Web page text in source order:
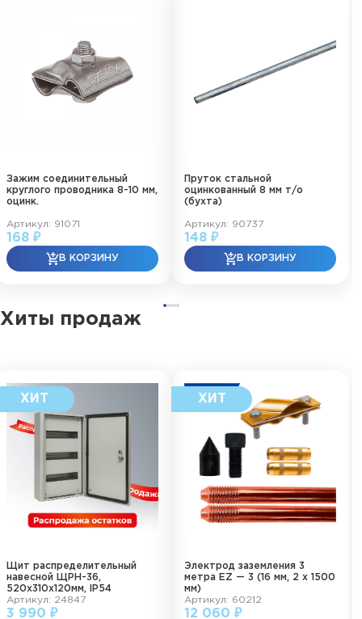
Зажим соединительный
круглого проводника 8-10 мм,
оцинк.
Артикул: 91071
168 ₽
Пруток стальной
оцинкованный 8 мм т/о
(бухта)
Артикул: 90737
148 ₽
Хиты продаж
Щит распределительный
навесной ЩРН-36,
520х310х120мм, IP54
Артикул: 24847
3 990 ₽
Электрод заземления 3
метра EZ — 3 (16 мм, 2 х 1500
мм)
Артикул: 60212
12 060 ₽